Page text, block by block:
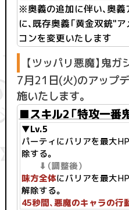
※奥義の追加に伴い、奥
に、既存奥義「黄金双銃"
コンを変更いたします
【ツッパリ悪魔】鬼
7月21日(火)のアップ
施いたします。
■スキル2「特攻一番
▼Lv.5
パーティにバリアを最大
除する。
⬇︎（調整後）
味方全体にバリアを最大
解除する。
45秒間、悪魔のキャラの行